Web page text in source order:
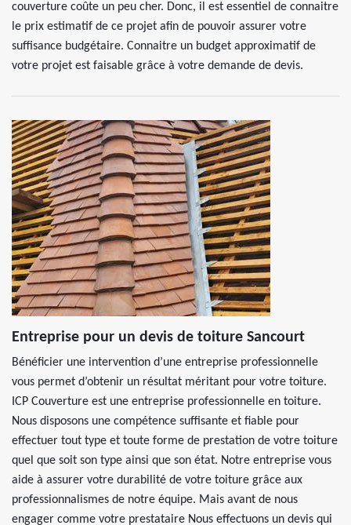
couverture coûte un peu cher. Donc, il est essentiel de connaitre
le prix estimatif de ce projet afin de pouvoir assurer votre
suffisance budgétaire. Connaitre un budget approximatif de
votre projet est faisable grâce à votre demande de devis.
Entreprise pour un devis de toiture Sancourt
Bénéficier une intervention d’une entreprise professionnelle
vous permet d’obtenir un résultat méritant pour votre toiture.
ICP Couverture est une entreprise professionnelle en toiture.
Nous disposons une compétence suffisante et fiable pour
effectuer tout type et toute forme de prestation de votre toiture
quel que soit son type ainsi que son état. Notre entreprise vous
aide à assurer votre durabilité de votre toiture grâce aux
professionnalismes de notre équipe. Mais avant de nous
engager comme votre prestataire Nous effectuons un devis qui